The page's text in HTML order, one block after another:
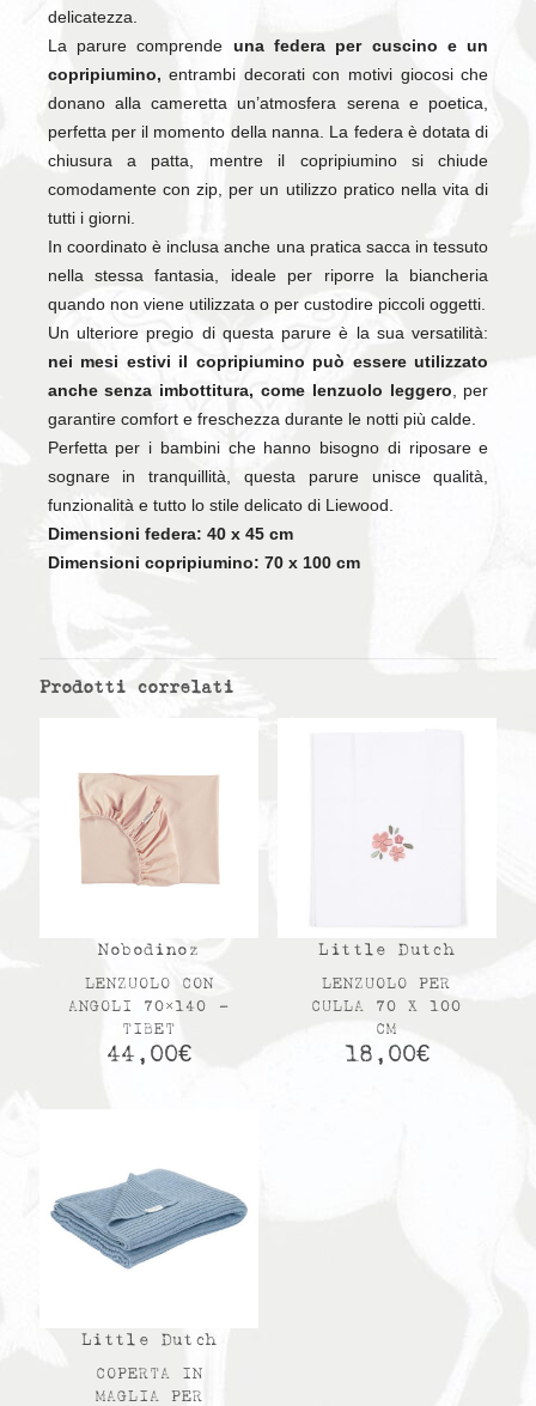
delicatezza.
La parure comprende una federa per cuscino e un
copripiumino,entrambi decorati con motivi giocosi che
donano alla cameretta un’atmosfera serena e poetica,
perfetta per il momento della nanna. La federa è dotata di
chiusura a patta, mentre il copripiumino si chiude
comodamente con zip, per un utilizzo pratico nella vita di
tutti i giorni.
In coordinato è inclusa anche una pratica sacca in tessuto
nella stessa fantasia, ideale per riporre la biancheria
quando non viene utilizzata o per custodire piccoli oggetti.
Un ulteriore pregio di questa parure è la sua versatilità:
nei mesi estivi il copripiumino può essere utilizzato
anche senza imbottitura, come lenzuolo leggero, per
garantire comfort e freschezza durante le notti più calde.
Perfetta per i bambini che hanno bisogno di riposare e
sognare in tranquillità, questa parure unisce qualità,
funzionalità e tutto lo stile delicato di Liewood.
Dimensioni federa: 40 x 45 cm
Dimensioni copripiumino: 70 x 100 cm
Prodotti correlati
Nobodinoz
LENZUOLO CON
ANGOLI 70×140 –
TIBET
44,00€
Little Dutch
LENZUOLO PER
CULLA 70 X 100
CM
18,00€
Little Dutch
COPERTA IN
MAGLIA PER